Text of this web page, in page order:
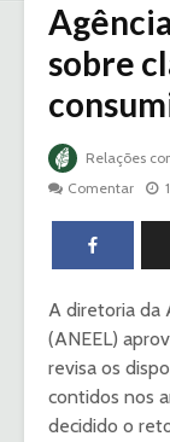
sobre
Relações
Comentar
A diretoria da
(ANEEL)
revisa os
contidos nos
decidido o